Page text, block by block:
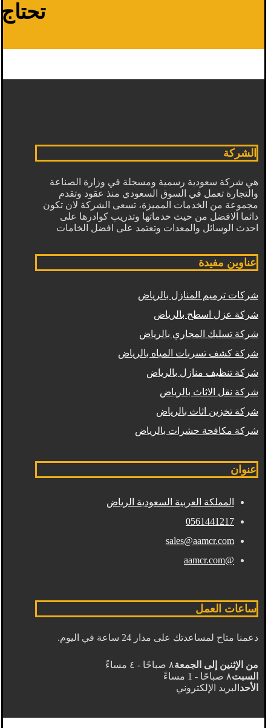
تحتاج
الشركة
هي شركة سعودية رسمية ومسجلة في وزارة الصناعة
والتجارة تعمل في السوق السعودي منذ عقود وتقدم
مجموعة من الخدمات المميزة، تسعى الشركة لان تكون
دائما الافضل من حيث خدماتها وتدريب كوادرها على
احدث الوسائل والمعدات وتعتمد على افضل الخامات
عناوين مفيدة
شركات ترميم المنازل بالرياض
شركة عزل اسطح بالرياض
شركة تسليك المجاري بالرياض
شركة كشف تسربات المياه بالرياض
شركة تنظيف منازل بالرياض
شركة نقل الاثاث بالرياض
شركة تخزين اثاث بالرياض
شركة مكافحة حشرات بالرياض
عنوان
المملكة العربية السعودية الرياض
0561441217
sales@aamcr.com
@aamcr.com
ساعات العمل
دعمنا متاح لمساعدتك على مدار 24 ساعة في اليوم.
من الإثنين إلى الجمعة٨ صباحًا - ٤ مساءً
السبت٨ صباحًا - 1 مساءً
الأحد البريد الإلكتروني